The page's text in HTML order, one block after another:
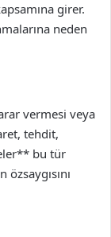
girer.
neden
vermesi veya
tehdit,
bu tür